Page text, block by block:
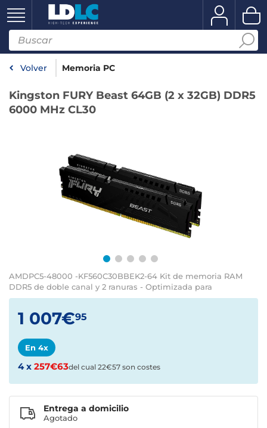
Volver Memoria PC
Kingston FURY Beast 64GB (2 x 32GB) DDR5
6000 MHz CL30
AMDPC5-48000 -KF560C30BBEK2-64 Kit de memoria RAM
DDR5 de doble canal y 2 ranuras - Optimizada para
1 007€95
En 4x
4 x 257€63del cual 22€57 son costes
Entrega a domicilio
Agotado